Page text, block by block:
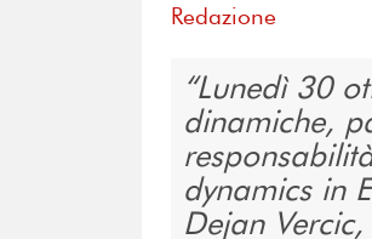
Redazione
Lunedì 30
dinamiche,
dynamics in
Dejan